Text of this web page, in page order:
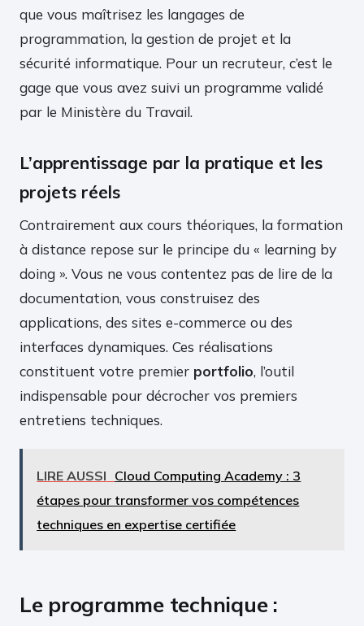
que vous maîtrisez les langages de
programmation, la gestion de projet et la
sécurité informatique. Pour un recruteur, c’est le
gage que vous avez suivi un programme validé
par le Ministère du Travail.
L’apprentissage par la pratique et les
projets réels
Contrairement aux cours théoriques, la formation
à distance repose sur le principe du « learning by
doing ». Vous ne vous contentez pas de lire de la
documentation, vous construisez des
applications, des sites e-commerce ou des
interfaces dynamiques. Ces réalisations
constituent votre premier portfolio, l’outil
indispensable pour décrocher vos premiers
entretiens techniques.
LIRE AUSSI Cloud Computing Academy : 3
étapes pour transformer vos compétences
techniques en expertise certifiée
Le programme technique :